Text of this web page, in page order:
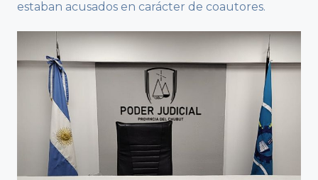
estaban acusados en carácter de coautores.